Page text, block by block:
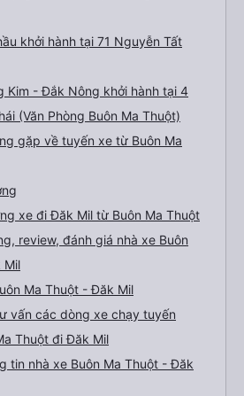
khởi hành tại 71 Nguyễn Tất
Kim - Đắk Nông khởi hành tại 4
(Văn Phòng Buôn Ma Thuột)
gặp về tuyến xe từ Buôn Ma
xe đi Đăk Mil từ Buôn Ma Thuột
review, đánh giá nhà xe Buôn
Mil
Ma Thuột - Đăk Mil
vấn các dòng xe chạy tuyến
Thuột đi Đăk Mil
tin nhà xe Buôn Ma Thuột - Đăk